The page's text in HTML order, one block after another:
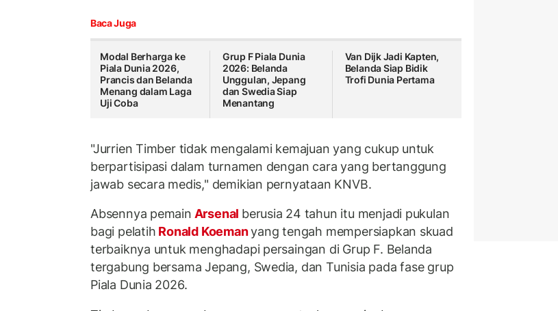
Baca Juga
Modal Berharga ke
Piala Dunia 2026,
Prancis dan Belanda
Menang dalam Laga
Uji Coba
Grup F Piala Dunia
2026: Belanda
Unggulan, Jepang
dan Swedia Siap
Menantang
Van Dijk Jadi Kapten,
Belanda Siap Bidik
Trofi Dunia Pertama
"Jurrien Timber tidak mengalami kemajuan yang cukup untuk
berpartisipasi dalam turnamen dengan cara yang bertanggung
jawab secara medis," demikian pernyataan KNVB.
Absennya pemain Arsenal berusia 24 tahun itu menjadi pukulan
bagi pelatih Ronald Koemanyang tengah mempersiapkan skuad
terbaiknya untuk menghadapi persaingan di Grup F. Belanda
tergabung bersama Jepang, Swedia, dan Tunisia pada fase grup
Piala Dunia 2026.